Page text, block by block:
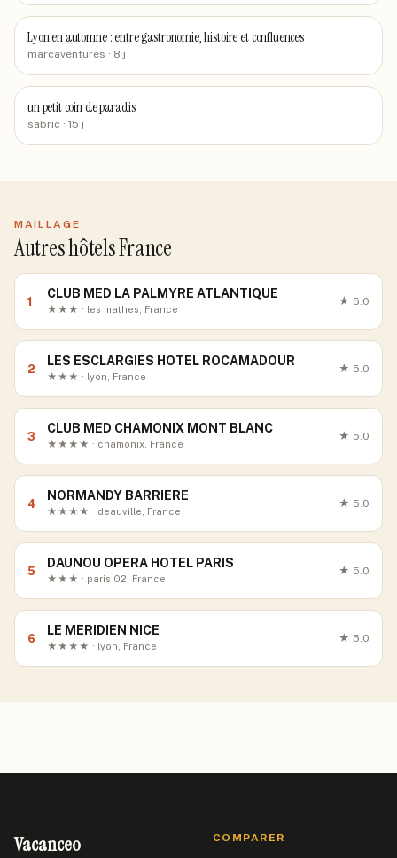
Lyon en automne : entre gastronomie, histoire et confluences
marcaventures · 8 j
un petit coin de paradis
sabric · 15 j
MAILLAGE
Autres hôtels France
1
CLUB MED LA PALMYRE ATLANTIQUE
★★★ · les mathes, France
★ 5.0
2
LES ESCLARGIES HOTEL ROCAMADOUR
★★★ · lyon, France
★ 5.0
3
CLUB MED CHAMONIX MONT BLANC
★★★★ · chamonix, France
★ 5.0
4
NORMANDY BARRIERE
★★★★ · deauville, France
★ 5.0
5
DAUNOU OPERA HOTEL PARIS
★★★ · paris 02, France
★ 5.0
6
LE MERIDIEN NICE
★★★★ · lyon, France
★ 5.0
Vacanceo COMPARER